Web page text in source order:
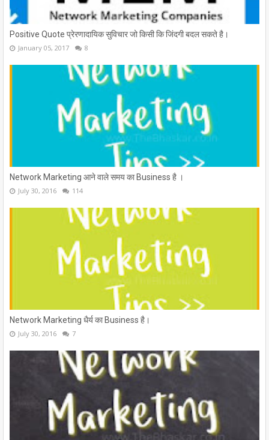
Positive Quote प्रेरणादायिक सुविचार जो किसी कि जिंदगी बदल सकते है।
January 05, 2017 8
Network Marketing आने वाले समय का Business है ।
July 30, 2016 114
Network Marketing धैर्य का Business है।
July 30, 2016 7